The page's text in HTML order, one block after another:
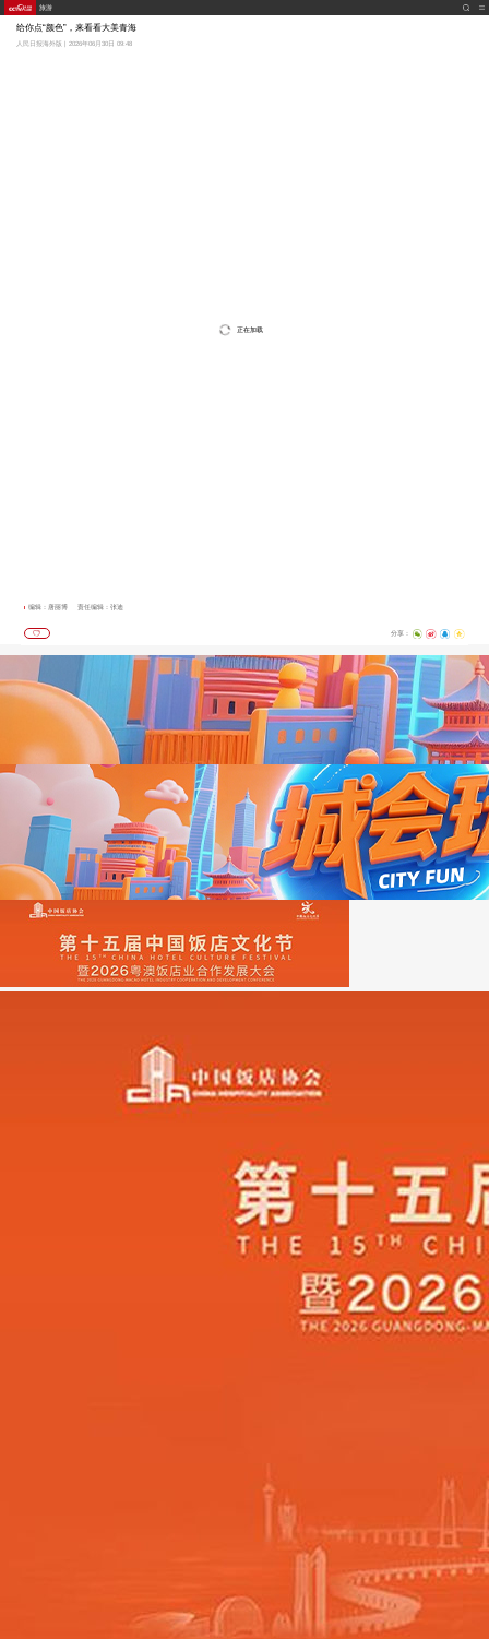
旅游
给你点“颜色”，来看看大美青海
人民日报海外版 | 2026年06月30日 09:48
正在加载
编辑：唐丽博 责任编辑：张迪
分享：